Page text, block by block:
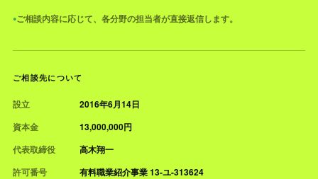
●ご相談内容に応じて、各分野の担当者が直接返信します。
ご相談先について
設立
2016年6月14日
資本金
13,000,000円
代表取締役
高木翔一
許可番号
有料職業紹介事業 13-ユ-313624